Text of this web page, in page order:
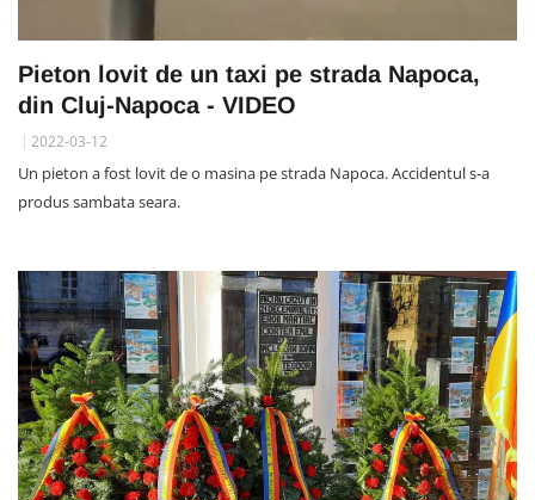
Pieton lovit de un taxi pe strada Napoca,
din Cluj-Napoca - VIDEO
2022-03-12
Un pieton a fost lovit de o masina pe strada Napoca. Accidentul s-a
produs sambata seara.